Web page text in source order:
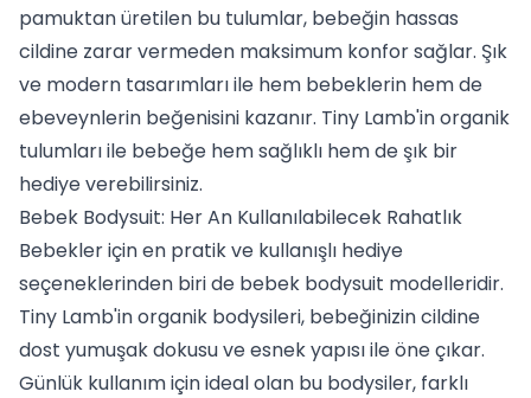
pamuktan üretilen bu tulumlar, bebeğin hassas
cildine zarar vermeden maksimum konfor sağlar. Şık
ve modern tasarımları ile hem bebeklerin hem de
ebeveynlerin beğenisini kazanır. Tiny Lamb'in organik
tulumları ile bebeğe hem sağlıklı hem de şık bir
hediye verebilirsiniz.
Bebek Bodysuit: Her An Kullanılabilecek Rahatlık
Bebekler için en pratik ve kullanışlı hediye
seçeneklerinden biri de bebek bodysuit modelleridir.
Tiny Lamb'in organik bodysileri, bebeğinizin cildine
dost yumuşak dokusu ve esnek yapısı ile öne çıkar.
Günlük kullanım için ideal olan bu bodysiler, farklı